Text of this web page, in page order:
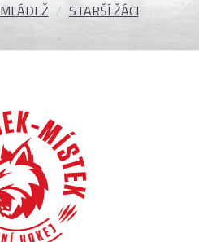
MLÁDEŽ STARŠÍ ŽÁCI